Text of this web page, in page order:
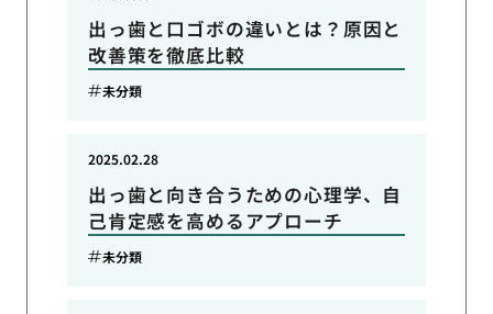
出っ歯と口ゴボの違いとは？原因と
改善策を徹底比較
未分類
出っ歯と向き合うための心理学、自
己肯定感を高めるアプローチ
2025.02.28
未分類